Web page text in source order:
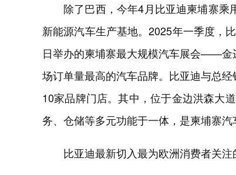
除了巴西，今年4月比亚迪柬埔寨
新能源汽车生产基地。2025年一季度，
日举办的柬埔寨最大规模汽车展会——金
场订单量最高的汽车品牌。比亚迪与总
10家品牌门店。其中，位于金边洪森大
务、仓储等多元功能于一体，是柬埔寨
比亚迪最新切入最为欧洲消费者关注